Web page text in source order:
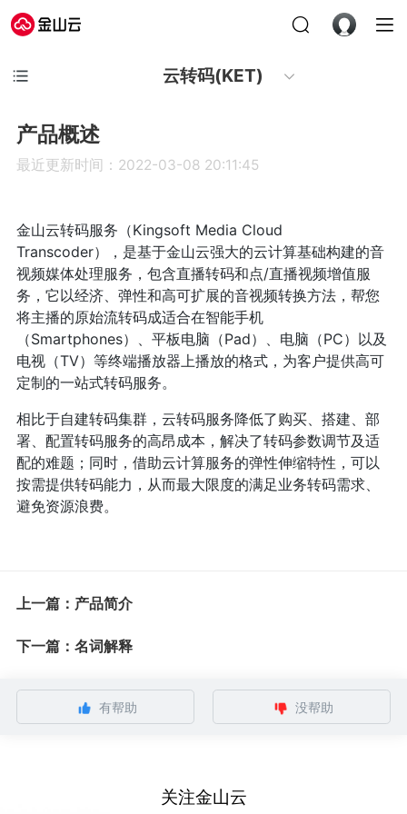
云转码(KET)
产品概述
最近更新时间：2022-03-08 20:11:45
金山云转码服务（Kingsoft Media Cloud
Transcoder），是基于金山云强大的云计算基础构建的音
视频媒体处理服务，包含直播转码和点/直播视频增值服
务，它以经济、弹性和高可扩展的音视频转换方法，帮您
将主播的原始流转码成适合在智能手机
（Smartphones）、平板电脑（Pad）、电脑（PC）以及
电视（TV）等终端播放器上播放的格式，为客户提供高可
定制的一站式转码服务。
相比于自建转码集群，云转码服务降低了购买、搭建、部
署、配置转码服务的高昂成本，解决了转码参数调节及适
配的难题；同时，借助云计算服务的弹性伸缩特性，可以
按需提供转码能力，从而最大限度的满足业务转码需求、
避免资源浪费。
上一篇：产品简介
下一篇：名词解释
有帮助 没帮助
关注金山云